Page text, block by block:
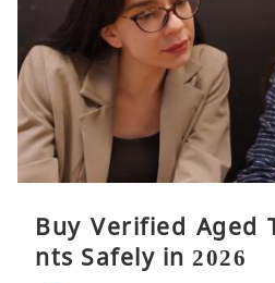
Buy Verified Aged
nts Safely in 2026